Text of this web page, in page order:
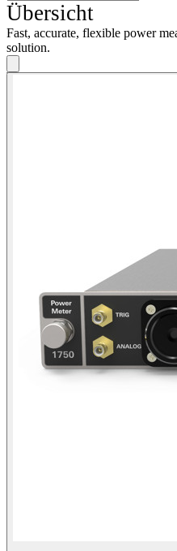
Übersicht
Fast, accurate, flexible power
solution.